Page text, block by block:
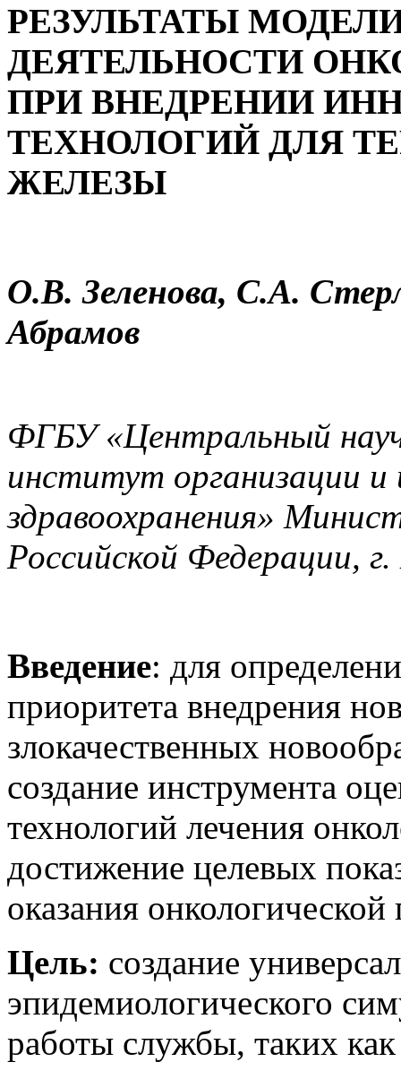
РЕЗУЛЬТАТЫ
ДЕЯТЕЛЬНОСТИ
ПРИ ВНЕДРЕНИИ
ТЕХНОЛОГИЙ ДЛЯ
ЖЕЛЕЗЫ
О.В. Зеленова, С.А.
Абрамов
ФГБУ «Центральный
институт организации
здравоохранения»
Российской Федерации,
Введение: для
приоритета внедрения
злокачественных
создание инструмента
технологий лечения
достижение целевых
оказания
Цель: создание
эпидемиологического
работы службы, таких